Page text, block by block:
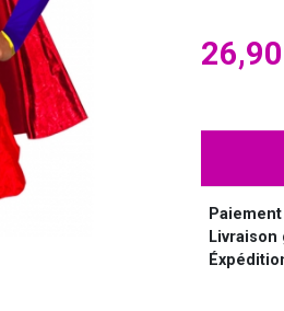
HUMOUR
HÉROS ET...
DISCO
HALLOWEEN
Livraison